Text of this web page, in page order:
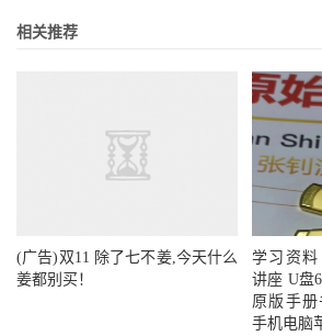
相关推荐
(广告)双11 除了七不姜,今天什么
姜都别买！
学习资料
讲座 U盘
原版手
手机电脑